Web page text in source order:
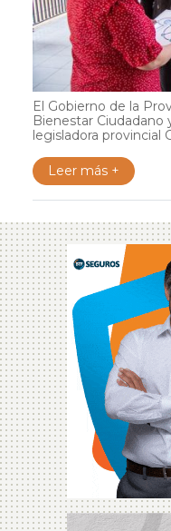
El Gobierno de la
Bienestar Ciudadano
legisladora provincial
Leer más +